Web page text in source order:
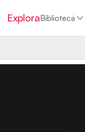
ExploraBiblioteca